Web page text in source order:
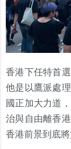
香港下任特首
他是以鷹派處
國正加大力道
治與自由離香
香港前景到底